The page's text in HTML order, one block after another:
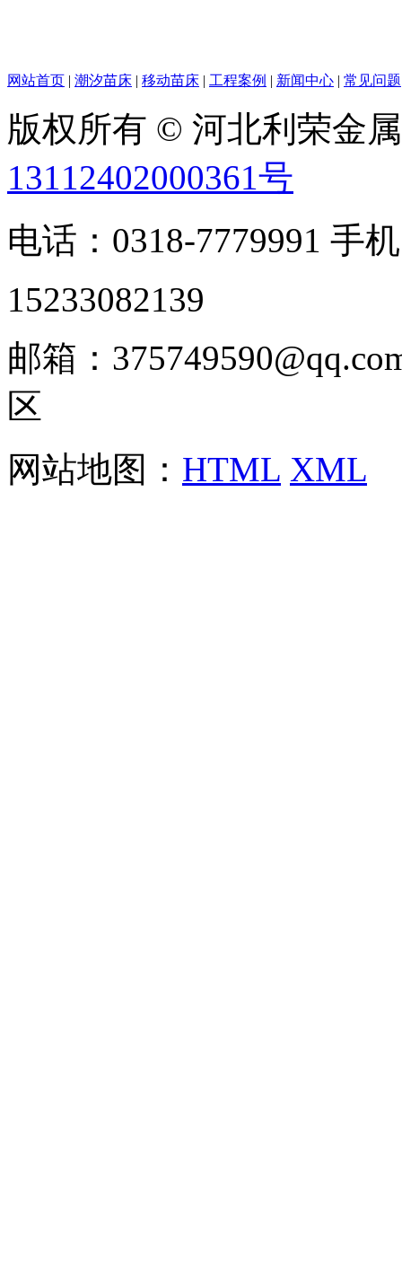
网站首页 | 潮汐苗床 | 移动苗床 | 工程案例 | 新闻中心 | 常见问题
版权所有 © 河北利荣金
13112402000361号
电话：0318-7779991 手
15233082139
邮箱：
区
网站地图： HTML XML